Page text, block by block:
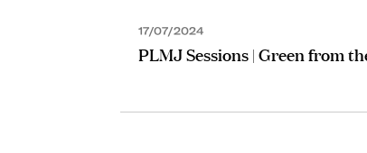
17/07/2024
PLMJ Sessions | Green from